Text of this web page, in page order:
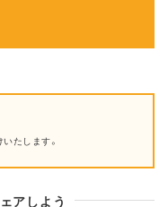
たします。
アしよう